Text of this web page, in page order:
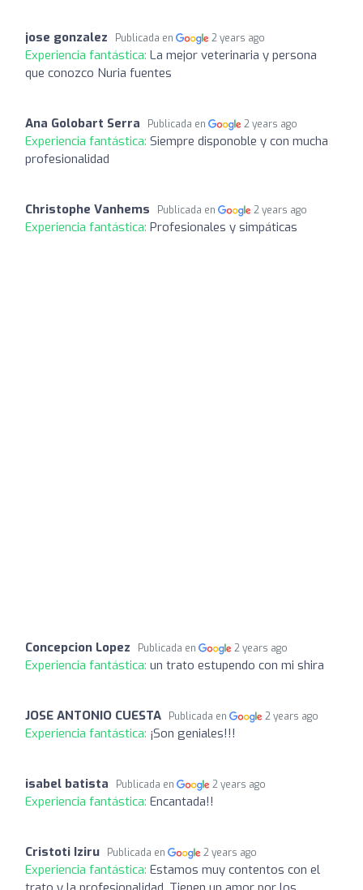
jose gonzalez Publicada en 2 years ago
Experiencia fantástica: La mejor veterinaria y persona
que conozco Nuria fuentes
Ana Golobart Serra Publicada en 2 years ago
Experiencia fantástica: Siempre disponoble y con mucha
profesionalidad
Christophe Vanhems Publicada en 2 years ago
Experiencia fantástica: Profesionales y simpáticas
Concepcion Lopez Publicada en 2 years ago
Experiencia fantástica: un trato estupendo con mi shira
JOSE ANTONIO CUESTA Publicada en 2 years ago
Experiencia fantástica: ¡Son geniales!!!
isabel batista Publicada en 2 years ago
Experiencia fantástica: Encantada!!
Cristoti Iziru Publicada en 2 years ago
Experiencia fantástica: Estamos muy contentos con el